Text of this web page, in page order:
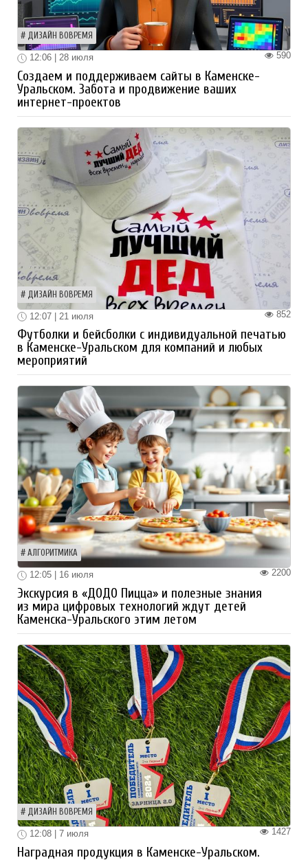
ДИЗАЙН ВОВРЕМЯ
590
12:06 | 28 июля
Создаем и поддерживаем сайты в Каменске-
Уральском. Забота и продвижение ваших
интернет-проектов
ДИЗАЙН ВОВРЕМЯ
852
12:07 | 21 июля
Футболки и бейсболки с индивидуальной печатью
в Каменске-Уральском для компаний и любых
мероприятий
АЛГОРИТМИКА
2200
12:05 | 16 июля
Экскурсия в «ДОДО Пицца» и полезные знания
из мира цифровых технологий ждут детей
Каменска-Уральского этим летом
ДИЗАЙН ВОВРЕМЯ
1427
12:08 | 7 июля
Наградная продукция в Каменске-Уральском.